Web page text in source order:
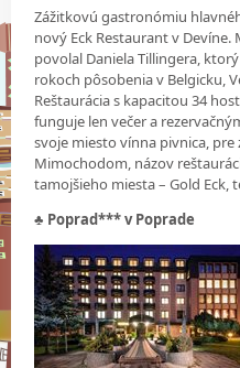
Zážitkovú gastronómiu
nový Eck Restaurant v
povolal Daniela Tillingera,
rokoch pôsobenia v Belgicku,
Reštaurácia s kapacitou 34
funguje len večer a
svoje miesto vínna pivnica,
Mimochodom, názov
tamojšieho miesta – Gold Eck,
♣ Poprad*** v Poprade